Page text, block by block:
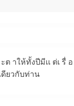
ให้ทั้งปีมีเเ ต่เ รื่ อ
ดียวกับท่าน